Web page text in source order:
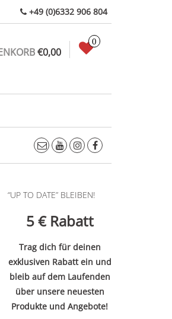
+49 (0)6332 906 804
€0,00
0
“UP TO DATE” BLEIBEN!
5 € Rabatt
Trag dich für deinen
exklusiven Rabatt ein und
bleib auf dem Laufenden
über unsere neuesten
Produkte und Angebote!